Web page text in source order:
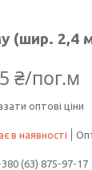
(шир. 2,4
₴/пог.м
оптові ціни
в наявності
(63) 875-97-17